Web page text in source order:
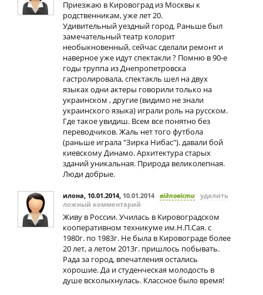
Приезжаю в Кировоград из Москвы к
родственникам, уже лет 20.
Удивительный уездный город. Раньше был
замечательный театр колорит
необыкновенный, сейчас сделали ремонт и
наверное уже идут спектакли ? Помню в 90-е
годы труппа из Днепропетровска
гастролировала, спектакль шел на двух
языках одни актеры говорили только на
украинском , другие (видимо не знали
украинского языка) играли роль на русском.
Где такое увидиш. Всем все понятно без
переводчиков. Жаль нет того футбола
(раньше играла "Зирка Нибас"). давали бой
киевскому Динамо. Архитектура старых
зданий уникальная. Природа великолепная.
Люди добрые.
илона, 10.01.2014, 10.01.2014 відповісти удалить
ложный комментарий
Живу в России. Училась в Кировоградском
кооперативном техникуме им.Н.П.Сая. с
1980г. по 1983г. Не была в Кировограде более
20 лет, а летом 2013г. пришлось побывать.
Рада за город, впечатления остались
хорошие. Да и студенческая молодость в
душе всколыхнулась. Классное было время!